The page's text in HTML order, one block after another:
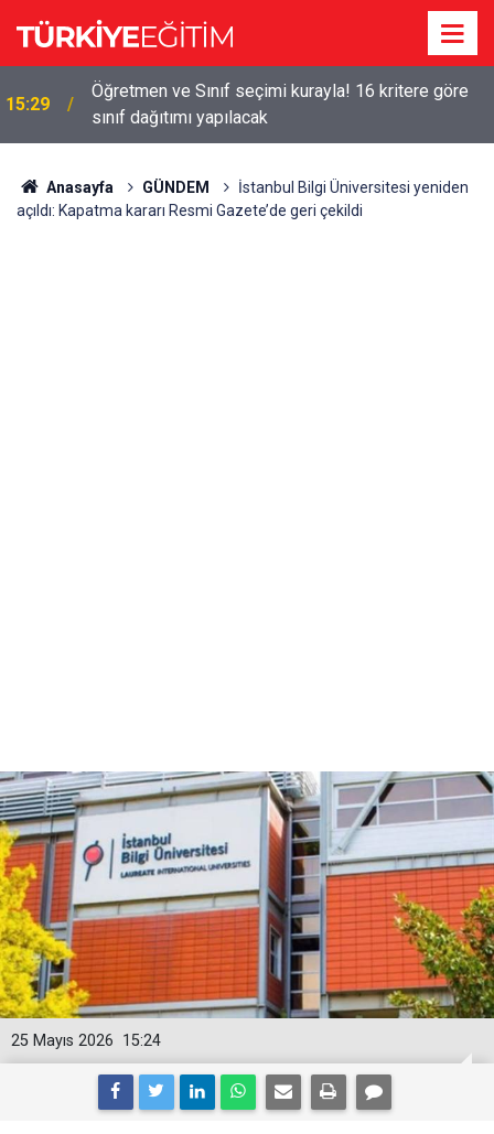
15:29
Öğretmen ve Sınıf seçimi kurayla! 16 kritere göre
sınıf dağıtımı yapılacak
Anasayfa GÜNDEM
İstanbul Bilgi Üniversitesi yeniden
açıldı: Kapatma kararı Resmi Gazete’de geri çekildi
15:24
25 Mayıs 2026